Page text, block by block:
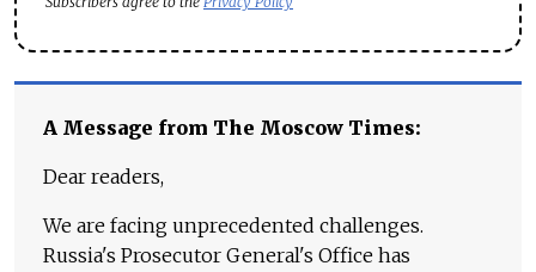
A Message from The Moscow Times:
Dear readers,
We are facing unprecedented challenges.
Russia's Prosecutor General's Office has